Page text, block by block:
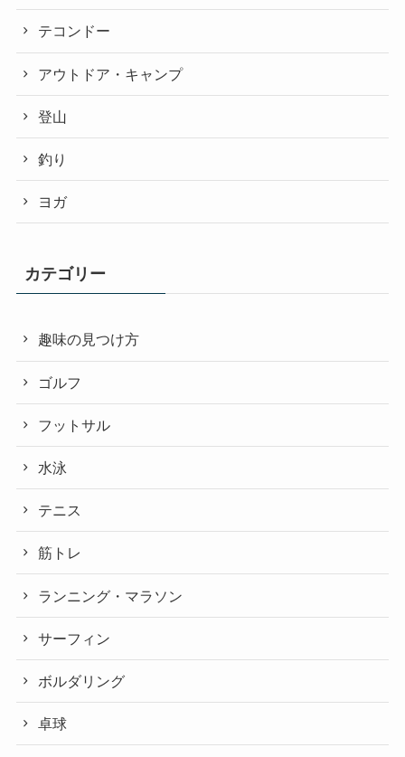
テコンドー
アウトドア・キャンプ
登山
釣り
ヨガ
カテゴリー
趣味の見つけ方
ゴルフ
フットサル
水泳
テニス
筋トレ
ランニング・マラソン
サーフィン
ボルダリング
卓球